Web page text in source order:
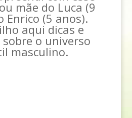
mãe do Luca (9
Enrico (5 anos).
aqui dicas e
o universo
masculino.